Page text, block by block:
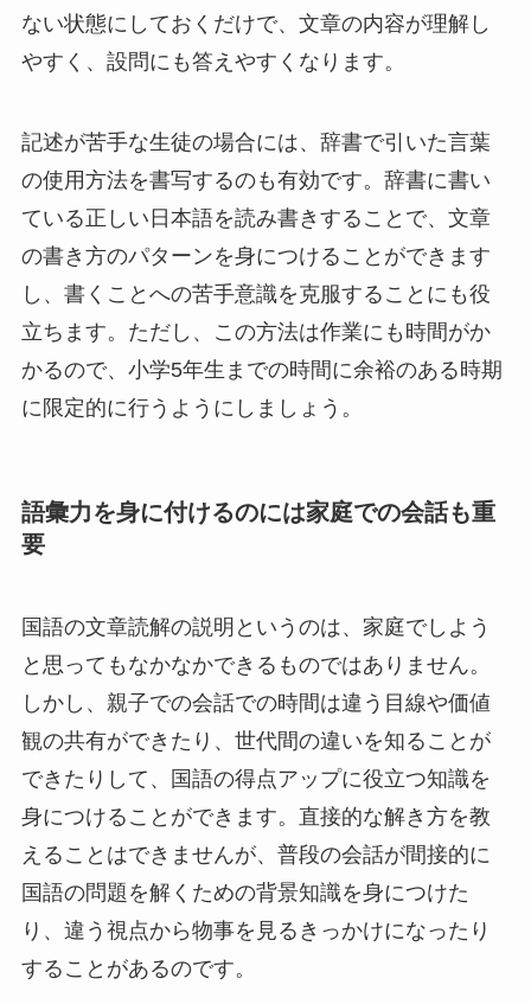
ない状態にしておくだけで、文章の内容が理解し
やすく、設問にも答えやすくなります。
記述が苦手な生徒の場合には、辞書で引いた言葉
の使用方法を書写するのも有効です。辞書に書い
ている正しい日本語を読み書きすることで、文章
の書き方のパターンを身につけることができます
し、書くことへの苦手意識を克服することにも役
立ちます。ただし、この方法は作業にも時間がか
かるので、小学5年生までの時間に余裕のある時期
に限定的に行うようにしましょう。
語彙力を身に付けるのには家庭での会話も重
要
国語の文章読解の説明というのは、家庭でしよう
と思ってもなかなかできるものではありません。
しかし、親子での会話での時間は違う目線や価値
観の共有ができたり、世代間の違いを知ることが
できたりして、国語の得点アップに役立つ知識を
身につけることができます。直接的な解き方を教
えることはできませんが、普段の会話が間接的に
国語の問題を解くための背景知識を身につけた
り、違う視点から物事を見るきっかけになったり
することがあるのです。